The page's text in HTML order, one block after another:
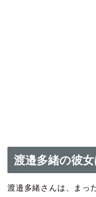
渡邉多緒の彼
渡邉多緒さんは、まっ